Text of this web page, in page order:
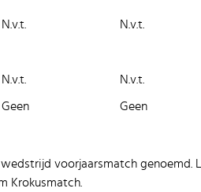
N.v.t. N.v.t.
N.v.t. N.v.t.
Geen Geen
voorjaarsmatch genoemd.
Krokusmatch.